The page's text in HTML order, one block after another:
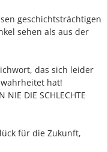
geschichtsträchtigen
sehen als aus der
das sich leider
hat!
NIE DIE SCHLECHTE
für die Zukunft,